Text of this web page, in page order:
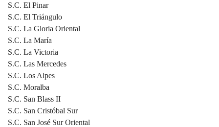
S.C. El Pinar
S.C. El Triángulo
S.C. La Gloria Oriental
S.C. La María
S.C. La Victoria
S.C. Las Mercedes
S.C. Los Alpes
S.C. Moralba
S.C. San Blass II
S.C. San Cristóbal Sur
S.C. San José Sur Oriental